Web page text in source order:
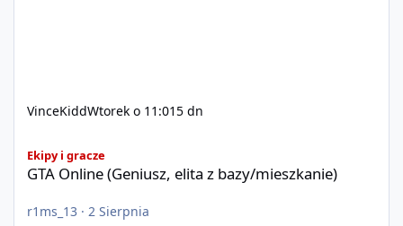
VinceKiddWtorek o 11:015 dn
Ekipy i gracze
GTA Online (Geniusz, elita z bazy/mieszkanie)
r1ms_13 · 2 Sierpnia